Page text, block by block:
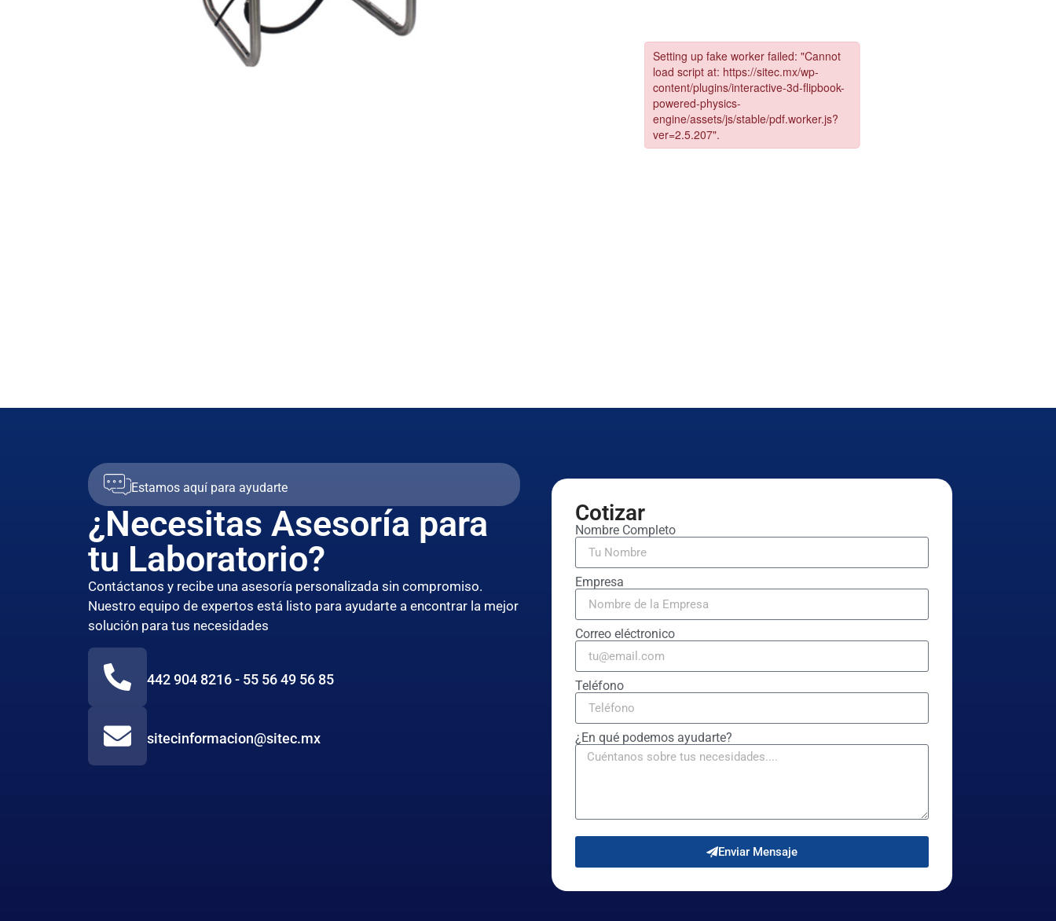
Estamos aquí para ayudarte
¿Necesitas Asesoría para
tu Laboratorio?
Contáctanos y recibe una asesoría personalizada sin compromiso.
Nuestro equipo de expertos está listo para ayudarte a encontrar la mejor
solución para tus necesidades
442 904 8216 - 55 56 49 56 85
sitecinformacion@sitec.mx
Cotizar
Nombre Completo
Empresa
Correo eléctronico
Teléfono
¿En qué podemos ayudarte?
Enviar Mensaje